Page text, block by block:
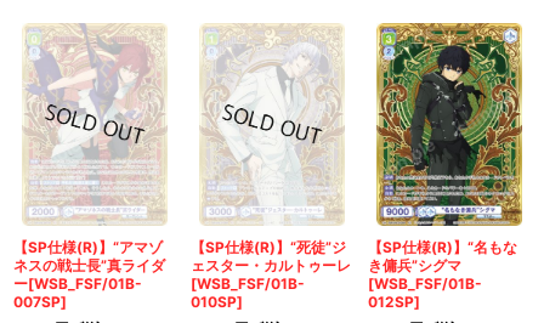
【SP仕様(R)】“アマゾ
ネスの戦士長”真ライダ
ー[WSB_FSF/01B-
007SP]
【SP仕様(R)】“死徒”ジ
ェスター・カルトゥーレ
[WSB_FSF/01B-
010SP]
【SP仕様(R)】“名もな
き傭兵”シグマ
[WSB_FSF/01B-
012SP]